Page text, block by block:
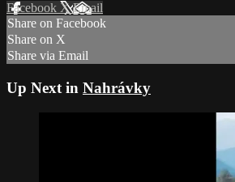
Facebook XEmail
Share on Facebook
Share on X
Share via Email
Up Next in Nahrávky